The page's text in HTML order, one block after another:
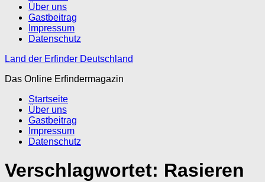
Über uns
Gastbeitrag
Impressum
Datenschutz
Land der Erfinder Deutschland
Das Online Erfindermagazin
Startseite
Über uns
Gastbeitrag
Impressum
Datenschutz
Verschlagwortet: Rasieren